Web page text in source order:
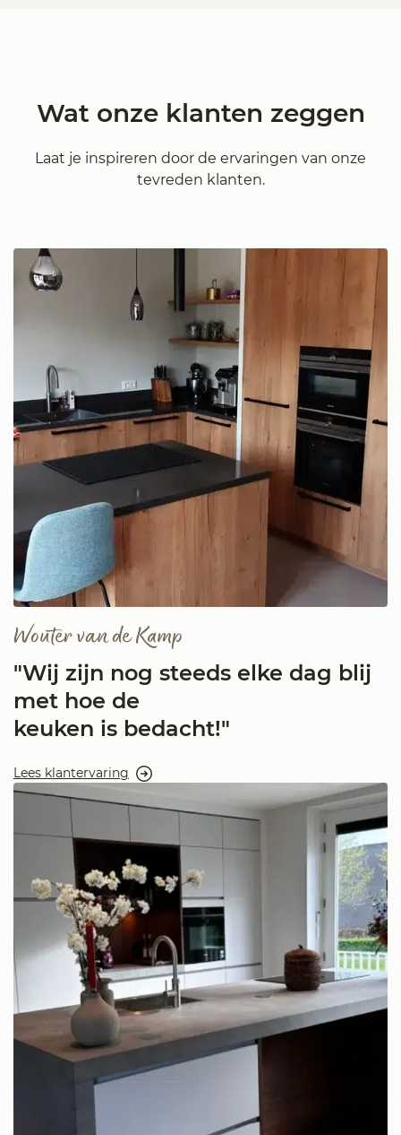
Wat onze klanten zeggen
Laat je inspireren door de ervaringen van onze
tevreden klanten.
Wouter van de Kamp
"Wij zijn nog steeds elke dag blij
met hoe de
keuken is bedacht!"
Lees klantervaring